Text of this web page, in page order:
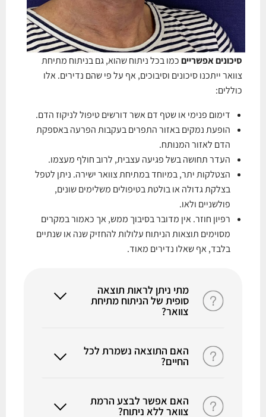
סיכונים אפשרייםכמו בכל ניתוח שהוא, גם בניתוח מתיחת
צוואר ייתכנו סיכונים וסיבוכים, אף על פי שהם נדירים. אלו
כוללים:
דימום פנימי או שטף דם אשר דורשים טיפול לניקוז הדם.
הופעת נמקים באזור התפרים בעקבות הפרעה באספקת
הדם לאזור המנותח.
העדר תחושה בשל פגיעה עצבית, לרוב חולף מעצמו.
הצטלקות יתר, במיוחד במתיחת צוואר ישירה. ניתן לטפל
בצלקת גדולה או בולטת בטיפולים משלימים שונים,
פולשניים ולאו.
רפיון חוזר. אין מדובר בסיבוך ממש, אך כאמור במקרים
מסוימים תוצאות הניתוח עלולות להחזיק שנה או שנתיים
בלבד, אף שאלו נדירים מאוד.
מתי ניתן לראות תוצאה
סופית של הניתוח מתיחת
צוואר?
ניתן להתרשם מתוצאת הניתוח הסופית
לרוב כחודשיים לאחר הניתוח, עם ירידת
האזור.
האם התוצאה נשמרת לכל
החיים?
שלא כמו ניתוחים פלסטיים אחרים,
האם אפשר לבצע הרמת
צוואר ללא ניתוח?